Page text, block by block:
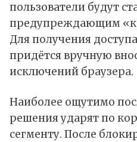
пользователи будут
предупреждающим
Для получения
придётся вручную
исключений браузера.
Наиболее ощутимо
решения ударят по
сегменту. После